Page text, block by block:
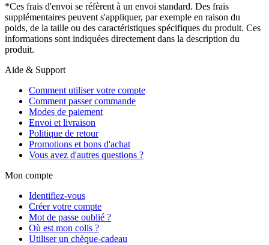
*Ces frais d'envoi se réfèrent à un envoi standard. Des frais
supplémentaires peuvent s'appliquer, par exemple en raison du
poids, de la taille ou des caractéristiques spécifiques du produit. Ces
informations sont indiquées directement dans la description du
produit.
Aide & Support
Comment utiliser votre compte
Comment passer commande
Modes de paiement
Envoi et livraison
Politique de retour
Promotions et bons d'achat
Vous avez d'autres questions ?
Mon compte
Identifiez-vous
Créer votre compte
Mot de passe oublié ?
Où est mon colis ?
Utiliser un chèque-cadeau